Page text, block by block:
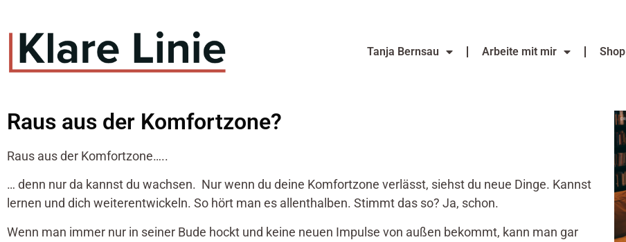
Tanja Bernsau Arbeite mit mir Shop
Raus aus der Komfortzone?
Raus aus der Komfortzone…..
… denn nur da kannst du wachsen. Nur wenn du deine Komfortzone verlässt, siehst du neue Dinge. Kannst
lernen und dich weiterentwickeln. So hört man es allenthalben. Stimmt das so? Ja, schon.
Wenn man immer nur in seiner Bude hockt und keine neuen Impulse von außen bekommt, kann man gar